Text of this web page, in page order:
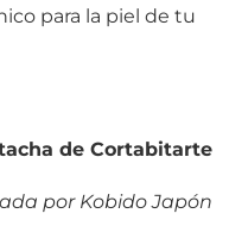
para la piel de tu
de Cortabitarte
por Kobido Japón